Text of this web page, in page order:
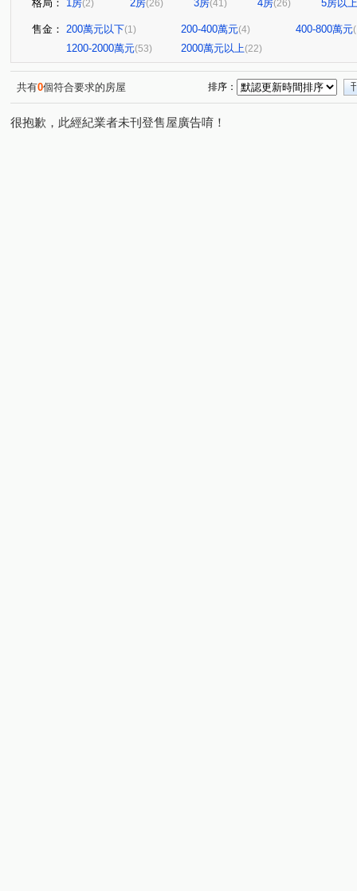
格局： 1房(2) 2房(26) 3房(41) 4房(26) 5房以上
售金： 200萬元以下(1) 200-400萬元(4) 400-800萬元
1200-2000萬元(53) 2000萬元以上(22)
共有0個符合要求的房屋 排序：
很抱歉，此經紀業者未刊登售屋廣告唷！